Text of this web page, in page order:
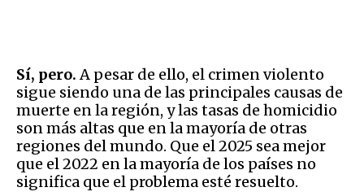
Sí, pero.A pesar de ello, el crimen violento
sigue siendo una de las principales causas de
muerte en la región, y las tasas de homicidio
son más altas que en la mayoría de otras
regiones del mundo. Que el 2025 sea mejor
que el 2022 en la mayoría de los países no
significa que el problema esté resuelto.